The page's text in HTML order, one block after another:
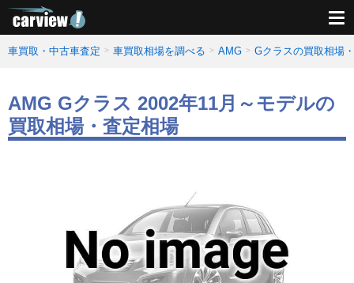
車買取・中古車査定 車買取相場を調べる AMG Gクラスの買取相場
AMG Gクラス 2002年11月～モデルの
買取相場・査定相場